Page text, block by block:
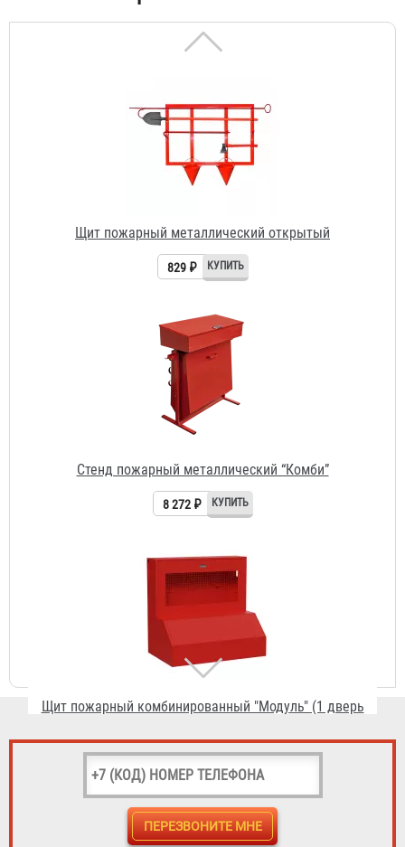
Щит пожарный металлический открытый
Стенд пожарный металлический “Комби”
Щит пожарный комбинированный "Модуль" (1 дверь
сетка)
8 972 ₽